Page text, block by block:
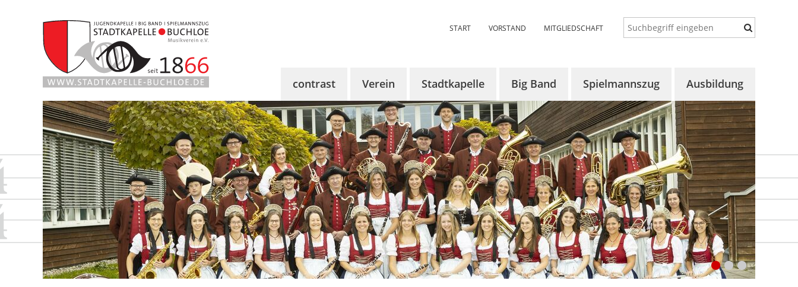
START VORSTAND MITGLIEDSCHAFT
contrast
Über contrast
KünstlerInnen
Tickets
Sponsoren
contrast 2024
Verein
Über uns
Aktuelles
Termine
Vorstandschaft
Probenraum
Mitglied werden
Chronik
Stadtkapelle
Über uns
Aktuelles
Termine
Dirigent
Register
Chronik
Bildergalerie
Big Band
Über uns
Aktuelles
Termine
Bildergalerie
Spielmannszug
Über uns
Aktuelles
Termine
Proben
Chronik
Bildergalerie
Ausbildung
Konzept
Auftaktorchester
Vororchester
Bläserklassen
Aktuelles
Termine
Bildergalerie